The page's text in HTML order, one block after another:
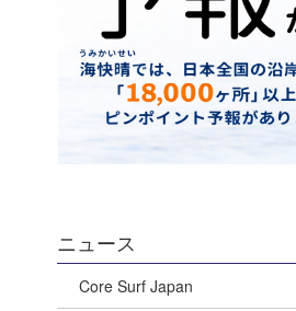
ニュース
Core Surf Japan